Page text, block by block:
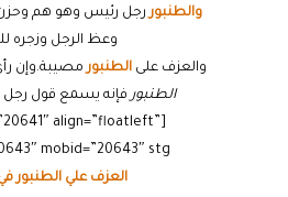
والطنبوررجل رئيس وهو هم
وعظ الرجل وزجره
والعزف على الطنبورمصيبة.وإن
الطنبورفإنه يسمع قول
align=”floatleft”
mobid=”20643″ stg=””]
العزف علي الطنبور